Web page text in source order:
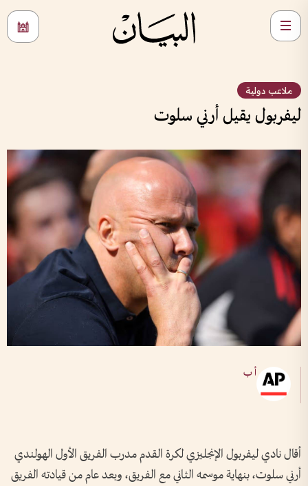
ملاعب دولية
ليفربول يقيل أرني سلوت
أ ب
أقال نادي ليفربول الإنجليزي لكرة القدم مدرب الفريق الأول الهولندي
أرني سلوت، بنهاية موسمه الثاني مع الفريق، وبعد عام من قيادته الفريق